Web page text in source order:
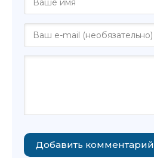
Добавить комментарий